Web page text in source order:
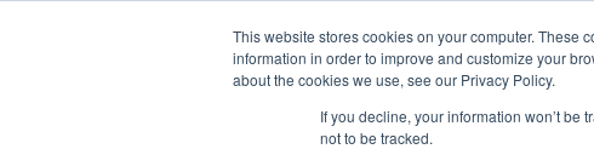
This website stores cookies on your computer. These
information in order to improve and customize your
about the cookies we use, see our Privacy Policy.
If you decline, your information won’t
not to be tracked.
SOLUÇÕES
Blog